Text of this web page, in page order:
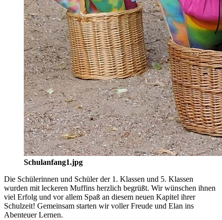
Schulanfang1.jpg
Die Schülerinnen und Schüler der 1. Klassen und 5. Klassen
wurden mit leckeren Muffins herzlich begrüßt. Wir wünschen ihnen
viel Erfolg und vor allem Spaß an diesem neuen Kapitel ihrer
Schulzeit! Gemeinsam starten wir voller Freude und Elan ins
Abenteuer Lernen.